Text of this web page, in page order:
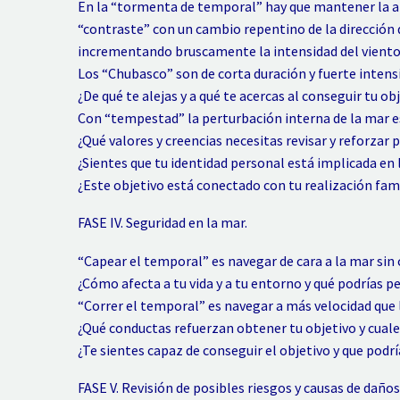
En la “tormenta de temporal” hay que mantener la
“contraste” con un cambio repentino de la
incrementando bruscamente la intensidad del
Los “Chubasco” son de corta duración y fuerte
¿De qué te alejas y a qué te acercas al conseguir tu
Con “tempestad” la perturbación interna de la mar
¿Qué valores y creencias necesitas revisar y reforzar
¿Sientes que tu identidad personal está implicada
¿Este objetivo está conectado con tu realización
FASE IV. Seguridad en la mar.
“Capear el temporal” es navegar de cara a la mar
¿Cómo afecta a tu vida y a tu entorno y qué podrías
“Correr el temporal” es navegar a más velocidad
¿Qué conductas refuerzan obtener tu objetivo y
¿Te sientes capaz de conseguir el objetivo y que
FASE V. Revisión de posibles riesgos y causas de